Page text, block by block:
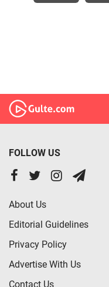
FOLLOW US
About Us
Editorial Guidelines
Privacy Policy
Advertise With Us
Contact Us